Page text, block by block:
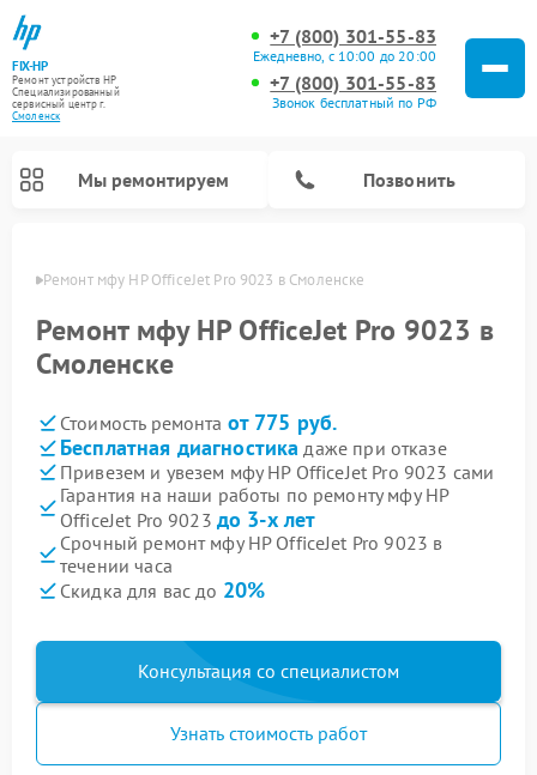
FIX-HP
Ремонт устройств HP
Специализированный
cервисный центр г.
Смоленск
+7 (800) 301-55-83
Ежедневно, с 10:00 до 20:00
+7 (800) 301-55-83
Звонок бесплатный по РФ
Мы ремонтируем Позвонить
Ремонт мфу HP OfficeJet Pro 9023 в Смоленске
Ремонт мфу HP OfficeJet Pro 9023 в
Смоленске
Стоимость ремонта от 775 руб.
Бесплатная диагностика даже при отказе
Привезем и увезем мфу HP OfficeJet Pro 9023 сами
Гарантия на наши работы по ремонту мфу HP
OfficeJet Pro 9023 до 3-х лет
Срочный ремонт мфу HP OfficeJet Pro 9023 в
течении часа
Скидка для вас до 20%
Консультация со специалистом
Узнать стоимость работ